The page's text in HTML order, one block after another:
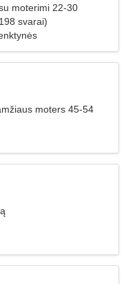
moterimi 22-30
svarai)
moters 45-54